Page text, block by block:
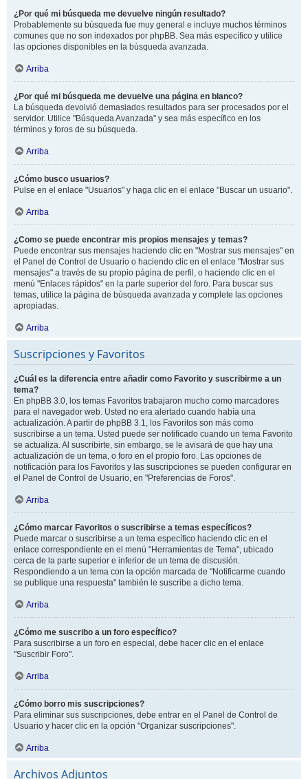
¿Por qué mi búsqueda me devuelve ningún resultado?
Probablemente su búsqueda fue muy general e incluye muchos términos
comunes que no son indexados por phpBB. Sea más específico y utilice
las opciones disponibles en la búsqueda avanzada.
Arriba
¿Por qué mi búsqueda me devuelve una página en blanco?
La búsqueda devolvió demasiados resultados para ser procesados por el
servidor. Utilice "Búsqueda Avanzada" y sea más específico en los
términos y foros de su búsqueda.
Arriba
¿Cómo busco usuarios?
Pulse en el enlace "Usuarios" y haga clic en el enlace "Buscar un usuario".
Arriba
¿Como se puede encontrar mis propios mensajes y temas?
Puede encontrar sus mensajes haciendo clic en "Mostrar sus mensajes" en
el Panel de Control de Usuario o haciendo clic en el enlace "Mostrar sus
mensajes" a través de su propio página de perfil, o haciendo clic en el
menú "Enlaces rápidos" en la parte superior del foro. Para buscar sus
temas, utilice la página de búsqueda avanzada y complete las opciones
apropiadas.
Arriba
Suscripciones y Favoritos
¿Cuál es la diferencia entre añadir como Favorito y suscribirme a un
tema?
En phpBB 3.0, los temas Favoritos trabajaron mucho como marcadores
para el navegador web. Usted no era alertado cuando había una
actualización. A partir de phpBB 3.1, los Favoritos son más como
suscribirse a un tema. Usted puede ser notificado cuando un tema Favorito
se actualiza. Al suscribirte, sin embargo, se le avisará de que hay una
actualización de un tema, o foro en el propio foro. Las opciones de
notificación para los Favoritos y las suscripciones se pueden configurar en
el Panel de Control de Usuario, en "Preferencias de Foros".
Arriba
¿Cómo marcar Favoritos o suscribirse a temas específicos?
Puede marcar o suscribirse a un tema específico haciendo clic en el
enlace correspondiente en el menú "Herramientas de Tema", ubicado
cerca de la parte superior e inferior de un tema de discusión.
Respondiendo a un tema con la opción marcada de "Notificarme cuando
se publique una respuesta" también le suscribe a dicho tema.
Arriba
¿Cómo me suscribo a un foro específico?
Para suscribirse a un foro en especial, debe hacer clic en el enlace
"Suscribir Foro".
Arriba
¿Cómo borro mis suscripciones?
Para eliminar sus suscripciones, debe entrar en el Panel de Control de
Usuario y hacer clic en la opción "Organizar suscripciones".
Arriba
Archivos Adjuntos